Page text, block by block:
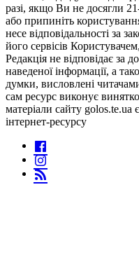
разі, якщо Ви не досягли
або припиніть
несе відповідальності за
його сервісів
Редакція не відповідає за
наведеної інформації, а
думки, висловлені
сам ресурс виконує
матеріали сайту golos.te.ua
інтернет-ресурсу